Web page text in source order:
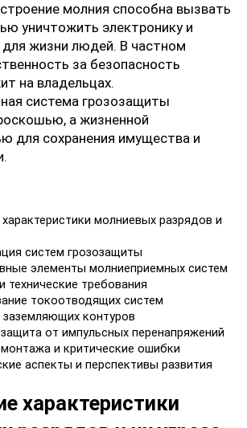
молния способна вызвать
уничтожить электронику и
для жизни людей. В частном
за безопасность
на владельцах.
система грозозащиты
а жизненной
для сохранения имущества и
молниевых разрядов и
систем грозозащиты
элементы молниеприемных систем
технические требования
токоотводящих систем
контуров
от импульсных перенапряжений
и критические ошибки
аспекты и перспективы развития
характеристики